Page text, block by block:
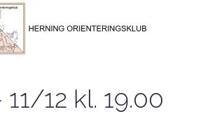
12 kl. 19.00